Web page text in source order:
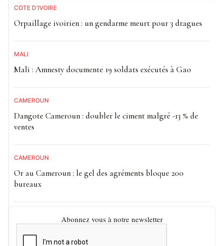
CÔTE D'IVOIRE
Orpaillage ivoirien : un gendarme meurt pour 3 dragues
MALI
Mali : Amnesty documente 19 soldats exécutés à Gao
CAMEROUN
Dangote Cameroun : doubler le ciment malgré -13 % de
ventes
CAMEROUN
Or au Cameroun : le gel des agréments bloque 200
bureaux
Abonnez vous à notre newsletter